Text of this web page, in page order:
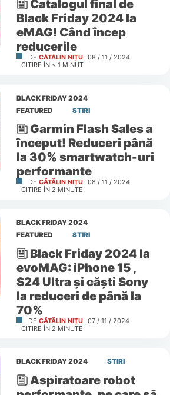
Catalogul final de
Black Friday 2024 la
eMAG! Când încep
reducerile
DE CĂTĂLIN NIȚU 08 / 11 / 2024
CITIRE ÎN < 1 MINUT
BLACK FRIDAY 2024
FEATURED
STIRI
Garmin Flash Sales a
început! Reduceri până
la 30% smartwatch-uri
performante
DE CĂTĂLIN NIȚU 08 / 11 / 2024
CITIRE ÎN 2 MINUTE
BLACK FRIDAY 2024
FEATURED
STIRI
Black Friday 2024 la
evoMAG: iPhone 15 ,
S24 Ultra și căști Sony
la reduceri de până la
70%
DE CĂTĂLIN NIȚU 07 / 11 / 2024
CITIRE ÎN 2 MINUTE
BLACK FRIDAY 2024 STIRI
Aspiratoare robot